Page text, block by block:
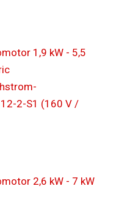
2-S1 (160 V /